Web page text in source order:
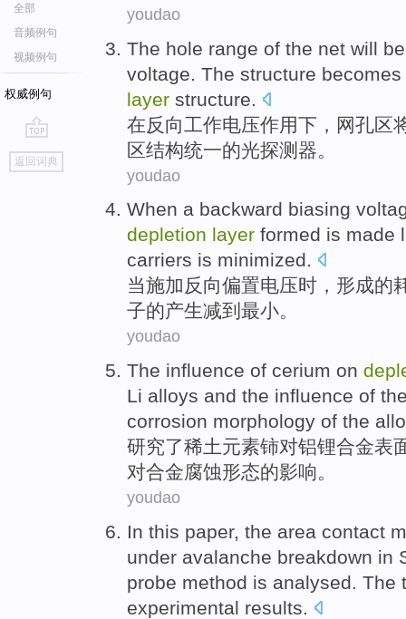
全部
音频例句
视频例句
权威例句
go
top
返回词典
youdao
The hole range of the net will be
voltage . The structure becomes
layer structure.
在反向工作电压作用下 ， 网孔区
区结构统一的光探测器。
youdao
When a backward biasing
depletion layer formed is made
carriers is minimized.
当施加反向偏置电压时， 形成的
子的产生减到最小。
youdao
The influence of cerium on
Li alloys and the influence of
corrosion morphology of the
研究了稀土元素铈对铝锂合金表
对合金腐蚀形态的影响。
youdao
In this paper, the area contact
under avalanche breakdown in
probe method is analysed. The
experimental results.